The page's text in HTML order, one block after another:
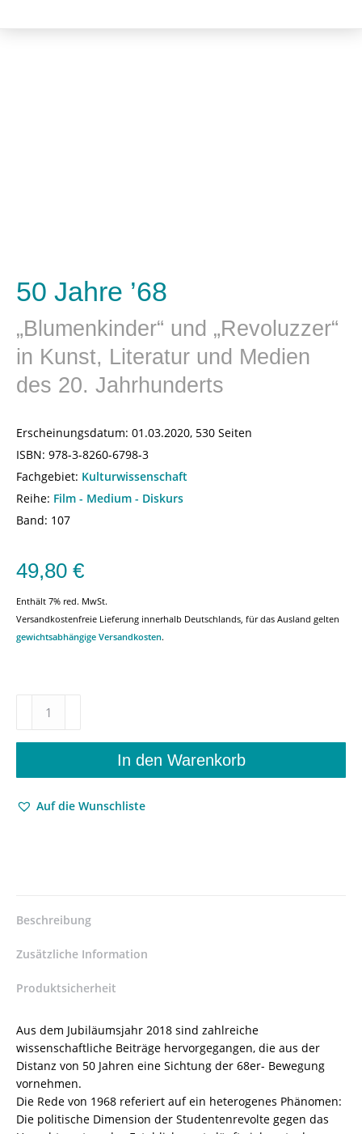
50 Jahre ’68
„Blumenkinder“ und „Revoluzzer“
in Kunst, Literatur und Medien
des 20. Jahrhunderts
Erscheinungsdatum: 01.03.2020, 530 Seiten
ISBN: 978-3-8260-6798-3
Fachgebiet: Kulturwissenschaft
Reihe: Film - Medium - Diskurs
Band: 107
49,80 €
Enthält 7% red. MwSt.
Versandkostenfreie Lieferung innerhalb Deutschlands, für das Ausland gelten
gewichtsabhängige Versandkosten.
„Blumenkinder“
„Revoluzzer“
des
Jahrhunderts
Peter
(Hrsg.),
Nastasja
S.
Dresler
(Hrsg.)
–
ISBN
In den Warenkorb
Auf die Wunschliste
Beschreibung
Zusätzliche Information
Produktsicherheit
Aus dem Jubiläumsjahr 2018 sind zahlreiche
wissenschaftliche Beiträge hervorgegangen, die aus der
Distanz von 50 Jahren eine Sichtung der 68er- Bewegung
vornehmen.
Die Rede von 1968 referiert auf ein heterogenes Phänomen:
Die politische Dimension der Studentenrevolte gegen das